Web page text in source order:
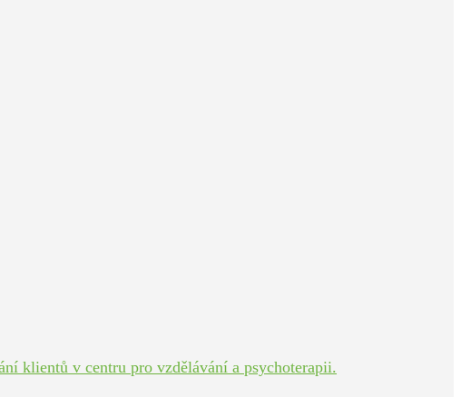
klientů v centru pro vzdělávání a psychoterapii.